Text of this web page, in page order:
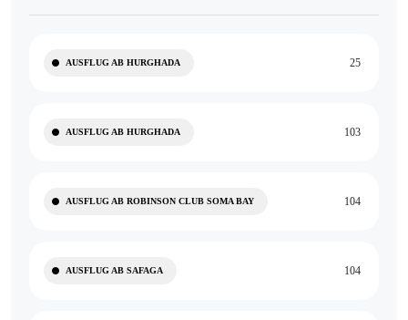
AUSFLUG AB HURGHADA 25
AUSFLUG AB HURGHADA 103
AUSFLUG AB ROBINSON CLUB SOMA BAY 104
AUSFLUG AB SAFAGA 104